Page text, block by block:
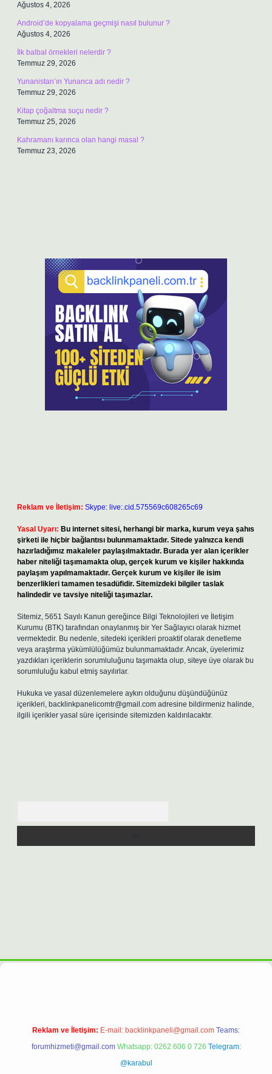
Ağustos 4, 2026
Android’de kopyalama geçmişi nasıl bulunur ?
Ağustos 4, 2026
İlk balbal örnekleri nelerdir ?
Temmuz 29, 2026
Yunanistan’ın Yunanca adı nedir ?
Temmuz 29, 2026
Kitap çoğaltma suçu nedir ?
Temmuz 25, 2026
Kahramanı karınca olan hangi masal ?
Temmuz 23, 2026
Reklam ve İletişim: Skype: live:.cid.575569c608265c69
Yasal Uyarı: Bu internet sitesi, herhangi bir marka, kurum veya şahıs
şirketi ile hiçbir bağlantısı bulunmamaktadır. Sitede yalnızca kendi
hazırladığımız makaleler paylaşılmaktadır. Burada yer alan içerikler
haber niteliği taşımamakta olup, gerçek kurum ve kişiler hakkında
paylaşım yapılmamaktadır. Gerçek kurum ve kişiler ile isim
benzerlikleri tamamen tesadüfidir. Sitemizdeki bilgiler taslak
halindedir ve tavsiye niteliği taşımazlar.
Sitemiz, 5651 Sayılı Kanun gereğince Bilgi Teknolojileri ve İletişim
Kurumu (BTK) tarafından onaylanmış bir Yer Sağlayıcı olarak hizmet
vermektedir. Bu nedenle, sitedeki içerikleri proaktif olarak denetleme
veya araştırma yükümlülüğümüz bulunmamaktadır. Ancak, üyelerimiz
yazdıkları içeriklerin sorumluluğunu taşımakta olup, siteye üye olarak bu
sorumluluğu kabul etmiş sayılırlar.
Hukuka ve yasal düzenlemelere aykırı olduğunu düşündüğünüz
içerikleri, backlinkpanelicomtr@gmail.com adresine bildirmeniz halinde,
ilgili içerikler yasal süre içerisinde sitemizden kaldırılacaktır.
betexpergir.net
Reklam ve İletişim: E-mail: backlinkpaneli@gmail.com Teams:
forumhizmeti@gmail.com Whatsapp: 0262 606 0 726 Telegram:
@karabul